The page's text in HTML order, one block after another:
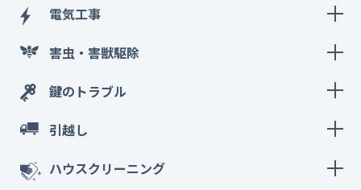
電気工事
害虫・害獣駆除
鍵のトラブル
引越し
ハウスクリーニング